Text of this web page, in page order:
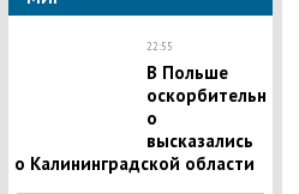
22:55
В Польше
оскорбительн
о
высказались
о Калининградской области